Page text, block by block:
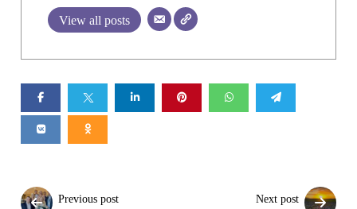
View all posts
Previous post Next post